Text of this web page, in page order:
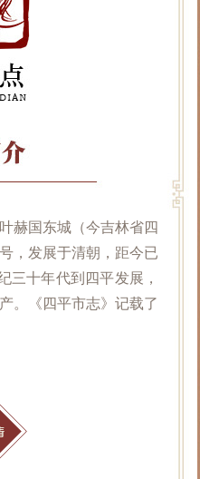
赫国东城（今吉林省四
，发展于清朝，距今已
三十年代到四平发展，
。《四平市志》记载了